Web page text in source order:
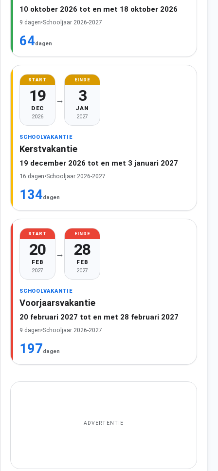
10 oktober 2026 tot en met 18 oktober 2026
9 dagen•Schooljaar 2026-2027
64dagen
START
19
DEC
2026
→
EINDE
3
JAN
2027
SCHOOLVAKANTIE
Kerstvakantie
19 december 2026 tot en met 3 januari 2027
16 dagen•Schooljaar 2026-2027
134dagen
START
20
FEB
2027
→
EINDE
28
FEB
2027
SCHOOLVAKANTIE
Voorjaarsvakantie
20 februari 2027 tot en met 28 februari 2027
9 dagen•Schooljaar 2026-2027
197dagen
ADVERTENTIE